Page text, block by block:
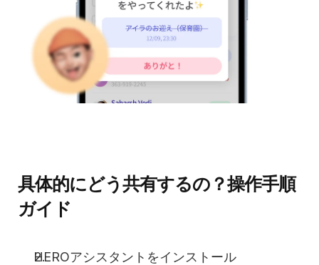
具体的にどう共有するの？操作手順
ガイド
HEROアシスタントをインストール